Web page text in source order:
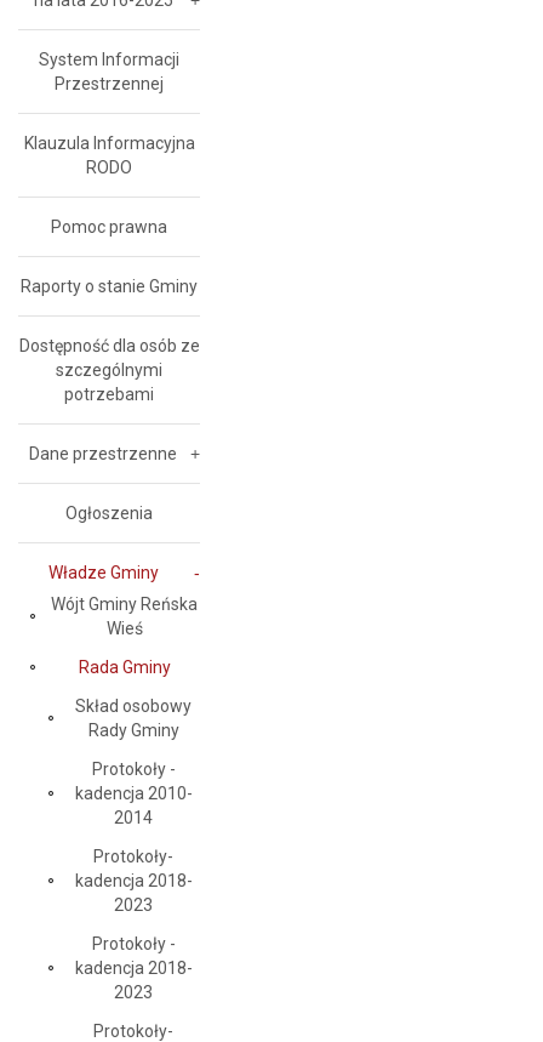
System Informacji
Przestrzennej
Klauzula Informacyjna
RODO
Pomoc prawna
Raporty o stanie Gminy
Dostępność dla osób ze
szczególnymi
potrzebami
Dane przestrzenne
Ogłoszenia
Władze Gminy
Wójt Gminy Reńska
Wieś
Rada Gminy
Skład osobowy
Rady Gminy
Protokoły -
kadencja 2010-
2014
Protokoły-
kadencja 2018-
2023
Protokoły -
kadencja 2018-
2023
Protokoły-